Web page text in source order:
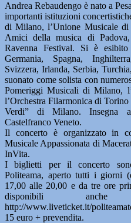
Andrea Rebaudengo è nato a
importanti istituzioni
di Milano, l’Unione Musicale
Amici della musica di
Ravenna Festival. Si è
Germania, Spagna,
Svizzera, Irlanda, Serbia,
suonato come solista con
Pomeriggi Musicali di Milano,
l’Orchestra Filarmonica di
Verdi” di Milano. Insegna
Castelfranco Veneto.
Il concerto è organizzato in
Musicale Appassionata di
InVita.
I biglietti per il concerto
Politeama, aperto tutti i giorni
17,00 alle 20,00 e da tre ore
disponibili anche
http://www.liveticket.it/
15 euro + prevendita.